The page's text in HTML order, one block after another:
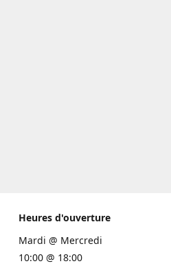
Heures d'ouverture
Mardi @ Mercredi
10:00 @ 18:00